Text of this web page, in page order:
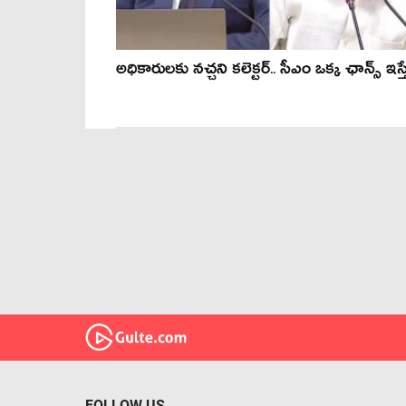
అధికారులకు నచ్చని కలెక్టర్.. సీఎం ఒక్క ఛాన్స్